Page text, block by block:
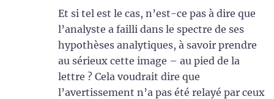
Et si tel est le cas, n’est-ce pas à dire que
l’analyste a failli dans le spectre de ses
hypothèses analytiques, à savoir prendre
au sérieux cette image – au pied de la
lettre ? Cela voudrait dire que
l’avertissement n’a pas été relayé par ceux